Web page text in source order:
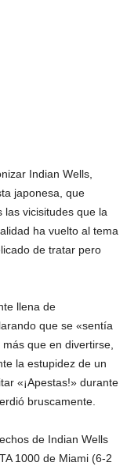
Indian Wells,
japonesa, que
las vicisitudes que la
ha vuelto al tema
de tratar pero
llena de
que se «sentía
que en divertirse,
la estupidez de un
«¡Apestas!» durante
bruscamente.
de Indian Wells
1000 de Miami (6-2